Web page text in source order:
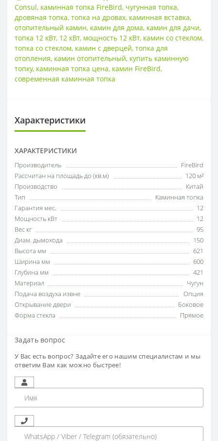
Consul, каминная топка FireBird, чугунная топка,
дровяная топка, топка на дровах, каминная вставка,
отопительный камин, камин для дома, камин для дачи,
топка 12 кВт, 12 кВт, мощность 12 кВт, камин со стеклом,
топка со стеклом, камин с дверцей, топка для
отопления, камин отопительный, купить каминную
топку, каминная топка цена, камин FireBird,
современная каминная топка
Характеристики
ХАРАКТЕРИСТИКИ
Производитель
FireBird
Рассчитан на площадь до (кв.м)
120 м²
Производство
Китай
Тип
Каминная топка
Гарантия мес.
12
Мощность кВт
12
Вес кг
95
Диам. дымохода
150
Высота мм
621
Ширина мм
600
Глубина мм
421
Материал
Чугун
Подача воздуха извне
Опция
Открывание двери
Боковое
Форма стекла
Прямое
Задать вопрос
У Вас есть вопрос? Задайте его нашим специалистам и мы
ответим Вам как можно быстрее!